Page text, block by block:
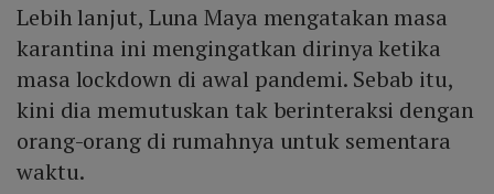
Lebih lanjut, Luna Maya mengatakan masa
karantina ini mengingatkan dirinya ketika
masa lockdown di awal pandemi. Sebab itu,
kini dia memutuskan tak berinteraksi dengan
orang-orang di rumahnya untuk sementara
waktu.